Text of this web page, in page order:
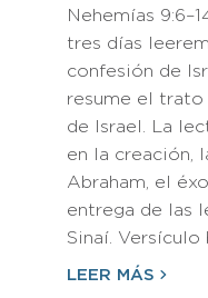
Nehemías
tres días
confesión de
resume el
de Israel. La
en la creación,
Abraham, el
entrega de las
Sinaí.
LEER MÁS